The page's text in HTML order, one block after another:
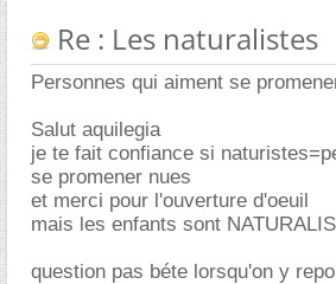
Re : Les naturalistes
Personnes qui aiment se
Salut aquilegia
je te fait confiance si
se promener nues
et merci pour l'ouverture d'oeuil
mais les enfants sont
question pas béte lorsqu'on y